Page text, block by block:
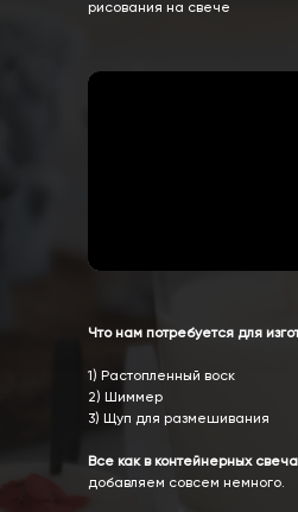
Что нам потребуется для
1) Растопленный воск
2) Шиммер
3) Щуп для размешивания
Все как в контейнерных
добавляем совсем немного.
рисования на свече